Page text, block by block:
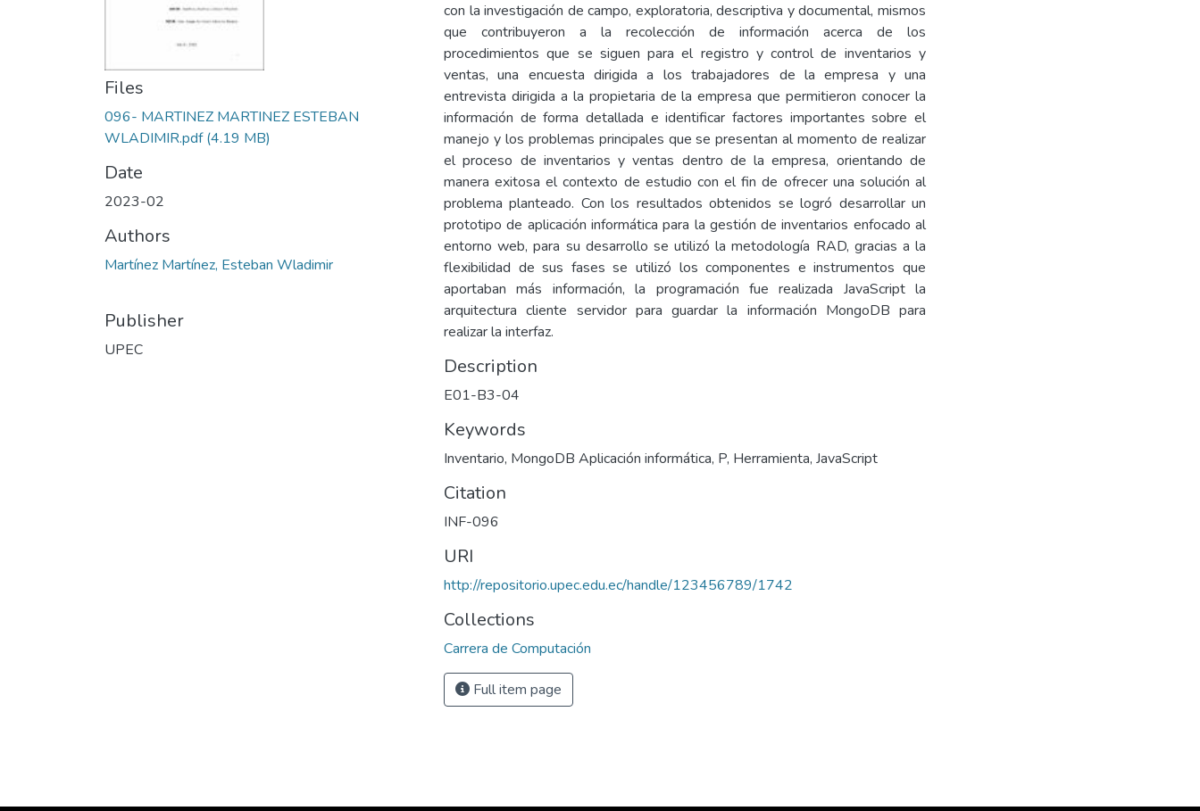
Files
096- MARTINEZ MARTINEZ ESTEBAN
WLADIMIR.pdf(4.19 MB)
Date
2023-02
Authors
Martínez Martínez, Esteban Wladimir
Publisher
UPEC
con la investigación de campo, exploratoria, descriptiva y documental, mismos
que contribuyeron a la recolección de información acerca de los
procedimientos que se siguen para el registro y control de inventarios y
ventas, una encuesta dirigida a los trabajadores de la empresa y una
entrevista dirigida a la propietaria de la empresa que permitieron conocer la
información de forma detallada e identificar factores importantes sobre el
manejo y los problemas principales que se presentan al momento de realizar
el proceso de inventarios y ventas dentro de la empresa, orientando de
manera exitosa el contexto de estudio con el fin de ofrecer una solución al
problema planteado. Con los resultados obtenidos se logró desarrollar un
prototipo de aplicación informática para la gestión de inventarios enfocado al
entorno web, para su desarrollo se utilizó la metodología RAD, gracias a la
flexibilidad de sus fases se utilizó los componentes e instrumentos que
aportaban más información, la programación fue realizada JavaScript la
arquitectura cliente servidor para guardar la información MongoDB para
realizar la interfaz.
Description
E01-B3-04
Keywords
Inventario, MongoDB Aplicación informática, P, Herramienta, JavaScript
Citation
INF-096
URI
http://repositorio.upec.edu.ec/handle/123456789/1742
Collections
Carrera de Computación
Full item page